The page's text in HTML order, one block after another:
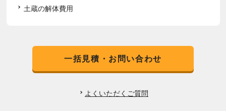
土蔵の解体費用
一括見積・お問い合わせ
よくいただくご質問